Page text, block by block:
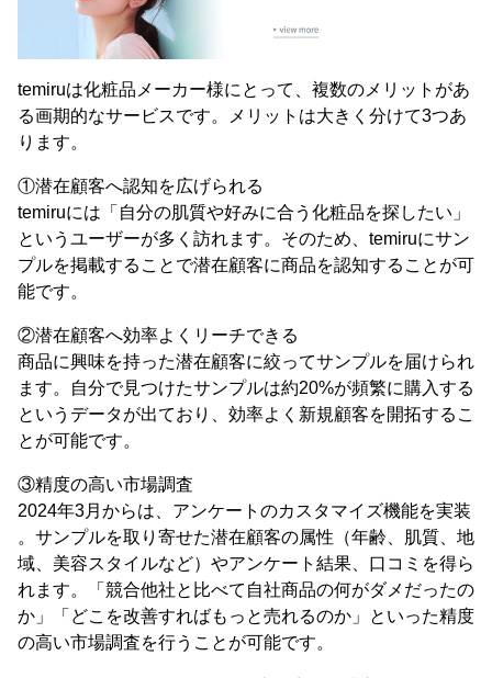
temiruは化粧品メーカー様にとって、複数のメリットがあ
る画期的なサービスです。メリットは大きく分けて3つあ
ります。
①潜在顧客へ認知を広げられる
temiruには「自分の肌質や好みに合う化粧品を探したい」
というユーザーが多く訪れます。そのため、temiruにサン
プルを掲載することで潜在顧客に商品を認知することが可
能です。
②潜在顧客へ効率よくリーチできる
商品に興味を持った潜在顧客に絞ってサンプルを届けられ
ます。自分で見つけたサンプルは約20%が頻繁に購入する
というデータが出ており、効率よく新規顧客を開拓するこ
とが可能です。
③精度の高い市場調査
2024年3月からは、アンケートのカスタマイズ機能を実装
。サンプルを取り寄せた潜在顧客の属性（年齢、肌質、地
域、美容スタイルなど）やアンケート結果、口コミを得ら
れます。「競合他社と比べて自社商品の何がダメだったの
か」「どこを改善すればもっと売れるのか」といった精度
の高い市場調査を行うことが可能です。